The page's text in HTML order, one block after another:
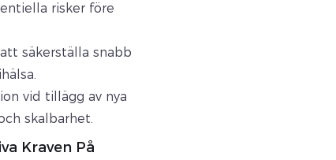
risker före
säkerställa snabb
vid tillägg av nya
skalbarhet.
Kraven På